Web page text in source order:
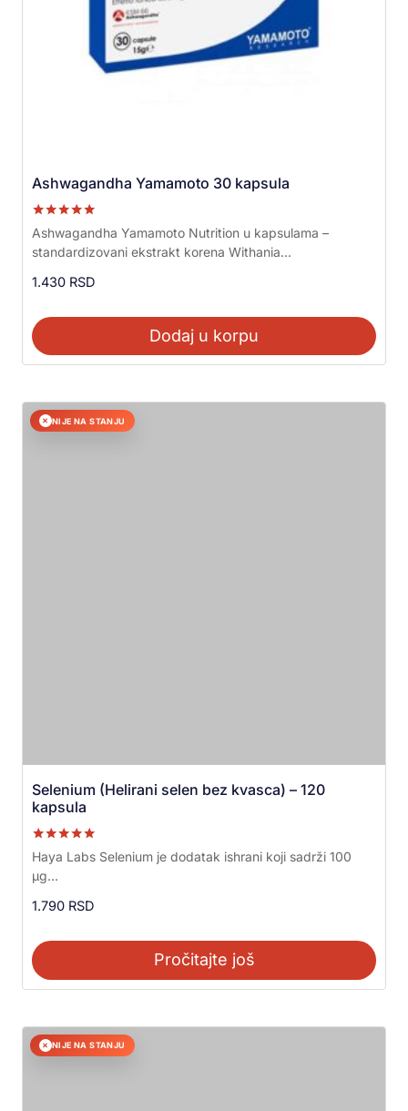
Ashwagandha Yamamoto 30 kapsula
Ocenjeno sa
5.00
od 5
Ashwagandha Yamamoto Nutrition u kapsulama –
standardizovani ekstrakt korena Withania...
1.430 RSD
Dodaj u korpu
✕ NIJE NA STANJU
Selenium (Helirani selen bez kvasca) – 120
kapsula
Ocenjeno sa
5.00
od 5
Haya Labs Selenium je dodatak ishrani koji sadrži 100
μg...
1.790 RSD
Pročitajte još
✕ NIJE NA STANJU